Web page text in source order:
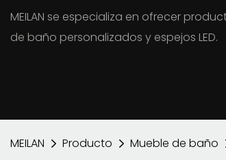
MEILAN se especializa en ofrecer
de baño personalizados y espejos LED.
MEILAN Producto Mueble de baño